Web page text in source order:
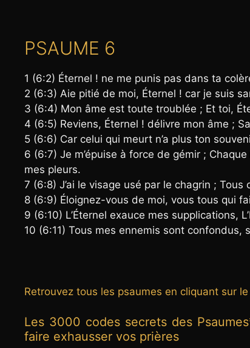
PSAUME 6
1 (6:2) Éternel ! ne me punis pas dans ta
2 (6:3) Aie pitié de moi, Éternel ! car je suis
3 (6:4) Mon âme est toute troublée ; Et toi,
4 (6:5) Reviens, Éternel ! délivre mon âme ;
5 (6:6) Car celui qui meurt n’a plus ton
6 (6:7) Je m’épuise à force de gémir ;
mes pleurs.
7 (6:8) J’ai le visage usé par le chagrin ;
8 (6:9) Éloignez-vous de moi, vous tous qui
9 (6:10) L’Éternel exauce mes supplications,
10 (6:11) Tous mes ennemis sont confondus,
Retrouvez tous les psaumes en cliquant sur le
Les 3000 codes secrets des
faire exhausser vos prières